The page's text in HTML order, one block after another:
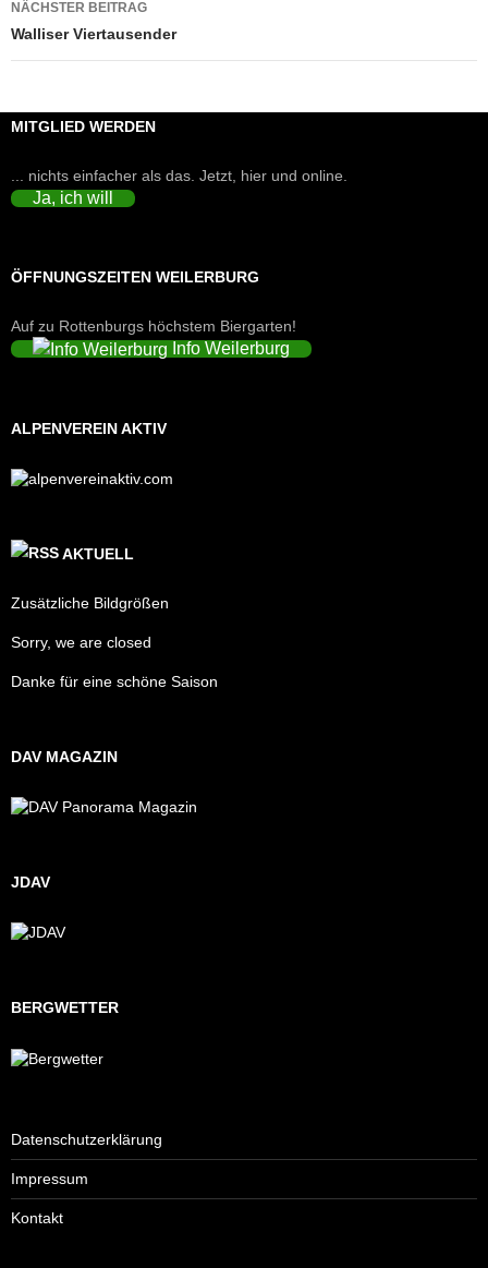
NÄCHSTER BEITRAG
Walliser Viertausender
MITGLIED WERDEN
... nichts einfacher als das. Jetzt, hier und online.
Ja, ich will
ÖFFNUNGSZEITEN WEILERBURG
Auf zu Rottenburgs höchstem Biergarten!
Info Weilerburg
ALPENVEREIN AKTIV
AKTUELL
Zusätzliche Bildgrößen
Sorry, we are closed
Danke für eine schöne Saison
DAV MAGAZIN
JDAV
BERGWETTER
Datenschutzerklärung
Impressum
Kontakt